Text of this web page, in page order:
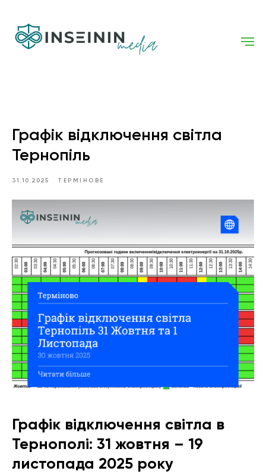
Графік відключення світла
Тернопіль
31.10.2025 ТЕРМІНОВЕ
Графік відключення світла в
Тернополі: 31 жовтня – 19
листопада 2025 року